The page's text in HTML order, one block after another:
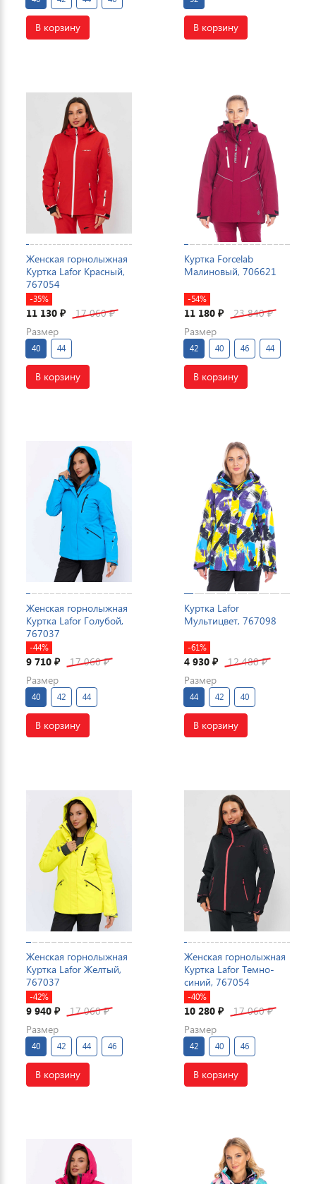
В корзину В корзину
Женская горнолыжная
Куртка Lafor Красный,
767054
-35%
11 130 ₽ 17 060₽
Размер
40 44
В корзину
Куртка Forcelab
Малиновый, 706621
-54%
11 180 ₽ 23 840₽
Размер
42 40 46 44
В корзину
Женская горнолыжная
Куртка Lafor Голубой,
767037
-44%
9 710 ₽ 17 060₽
Размер
40 42 44
В корзину
Куртка Lafor
Мультицвет, 767098
-61%
4 930 ₽ 12 480₽
Размер
44 42 40
В корзину
Женская горнолыжная
Куртка Lafor Желтый,
767037
-42%
9 940 ₽ 17 060₽
Размер
40 42 44 46
В корзину
Женская горнолыжная
Куртка Lafor Темно-
синий, 767054
-40%
10 280 ₽ 17 060₽
Размер
42 40 46
В корзину